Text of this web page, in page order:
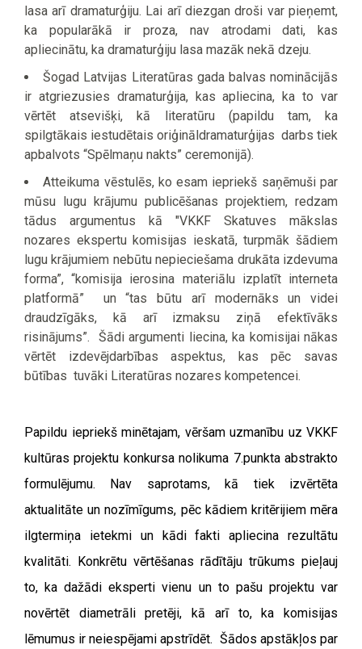
lasa arī dramaturģiju. Lai arī diezgan droši var pieņemt,
ka popularākā ir proza, nav atrodami dati, kas
apliecinātu, ka dramaturģiju lasa mazāk nekā dzeju.
Šogad Latvijas Literatūras gada balvas nominācijās
ir atgriezusies dramaturģija, kas apliecina, ka to var
vērtēt atsevišķi, kā literatūru (papildu tam, ka
spilgtākais iestudētais oriģināldramaturģijas darbs tiek
apbalvots “Spēlmaņu nakts” ceremonijā).
Atteikuma vēstulēs, ko esam iepriekš saņēmuši par
mūsu lugu krājumu publicēšanas projektiem, redzam
tādus argumentus kā "VKKF Skatuves mākslas
nozares ekspertu komisijas ieskatā, turpmāk šādiem
lugu krājumiem nebūtu nepieciešama drukāta izdevuma
forma”, “komisija ierosina materiālu izplatīt interneta
platformā” un “tas būtu arī modernāks un videi
draudzīgāks, kā arī izmaksu ziņā efektīvāks
risinājums”. Šādi argumenti liecina, ka komisijai nākas
vērtēt izdevējdarbības aspektus, kas pēc savas
būtības tuvāki Literatūras nozares kompetencei.
Papildu iepriekš minētajam, vēršam uzmanību uz VKKF
kultūras projektu konkursa nolikuma 7.punkta abstrakto
formulējumu. Nav saprotams, kā tiek izvērtēta
aktualitāte un nozīmīgums, pēc kādiem kritērijiem mēra
ilgtermiņa ietekmi un kādi fakti apliecina rezultātu
kvalitāti. Konkrētu vērtēšanas rādītāju trūkums pieļauj
to, ka dažādi eksperti vienu un to pašu projektu var
novērtēt diametrāli pretēji, kā arī to, ka komisijas
lēmumus ir neiespējami apstrīdēt. Šādos apstākļos par